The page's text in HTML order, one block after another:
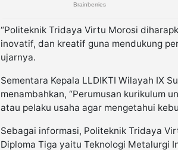
“Politeknik Tridaya Virtu Morosi
inovatif, dan kreatif guna mendukung
ujarnya.
Sementara Kepala LLDIKTI Wilayah IX
menambahkan, “Perumusan kurikulum
atau pelaku usaha agar mengetahui
Sebagai informasi, Politeknik Tridaya
Diploma Tiga yaitu Teknologi Metalurgi